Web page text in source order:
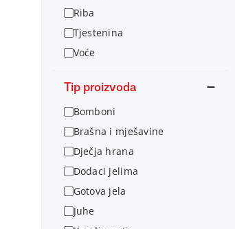
Riba
Tjestenina
Voće
Tip proizvoda
Bomboni
Brašna i mješavine
Dječja hrana
Dodaci jelima
Gotova jela
Juhe